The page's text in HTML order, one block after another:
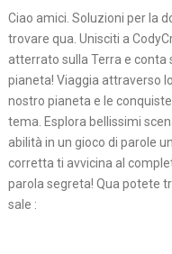
Ciao amici. Soluzioni per la
trovare qua. Unisciti a
atterrato sulla Terra e conta
pianeta! Viaggia attraverso
nostro pianeta e le
tema. Esplora bellissimi
abilità in un gioco di parole
corretta ti avvicina al
parola segreta! Qua potete
sale :